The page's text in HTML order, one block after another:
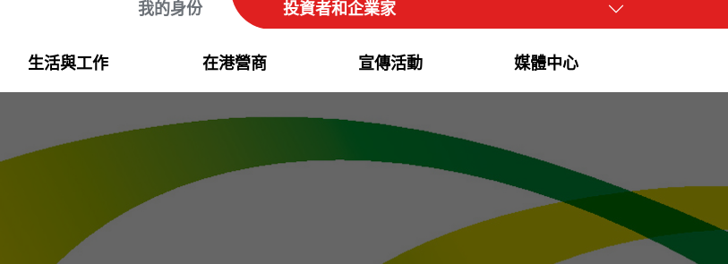
我的身份 投資者和企業家
生活與工作 在港營商 宣傳活動 媒體中心